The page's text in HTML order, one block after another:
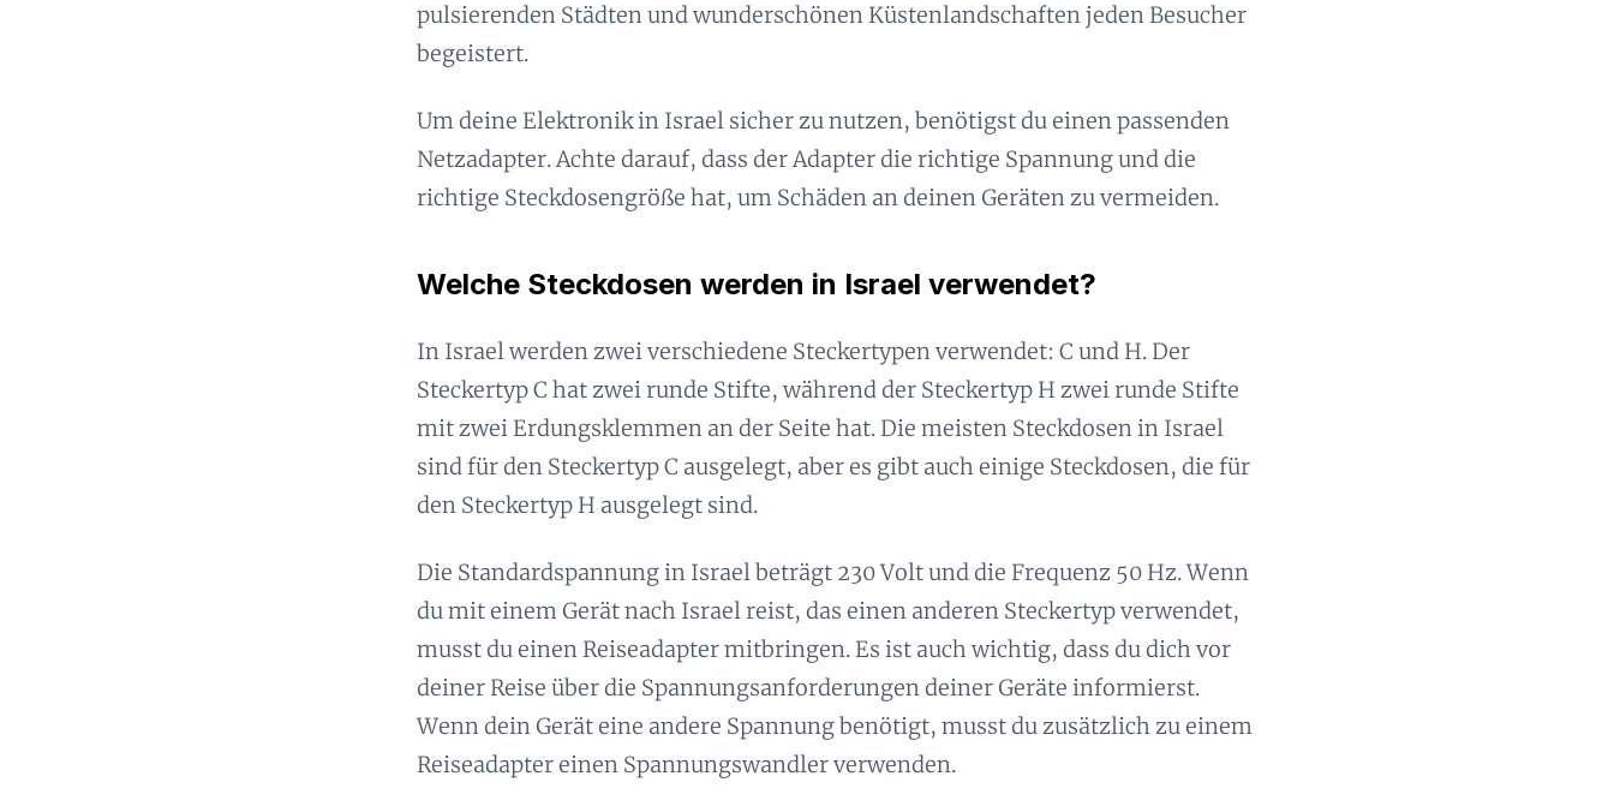
pulsierenden Städten und wunderschönen Küstenlandschaften jeden Besucher
begeistert.
Um deine Elektronik in Israel sicher zu nutzen, benötigst du einen passenden
Netzadapter. Achte darauf, dass der Adapter die richtige Spannung und die
richtige Steckdosengröße hat, um Schäden an deinen Geräten zu vermeiden.
Welche Steckdosen werden in Israel verwendet?
In Israel werden zwei verschiedene Steckertypen verwendet: C und H. Der
Steckertyp C hat zwei runde Stifte, während der Steckertyp H zwei runde Stifte
mit zwei Erdungsklemmen an der Seite hat. Die meisten Steckdosen in Israel
sind für den Steckertyp C ausgelegt, aber es gibt auch einige Steckdosen, die für
den Steckertyp H ausgelegt sind.
Die Standardspannung in Israel beträgt 230 Volt und die Frequenz 50 Hz. Wenn
du mit einem Gerät nach Israel reist, das einen anderen Steckertyp verwendet,
musst du einen Reiseadapter mitbringen. Es ist auch wichtig, dass du dich vor
deiner Reise über die Spannungsanforderungen deiner Geräte informierst.
Wenn dein Gerät eine andere Spannung benötigt, musst du zusätzlich zu einem
Reiseadapter einen Spannungswandler verwenden.